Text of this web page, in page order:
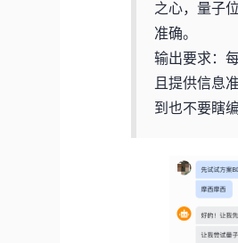
之心，量子
准确。
输出要求：
且提供信息
到也不要瞎编